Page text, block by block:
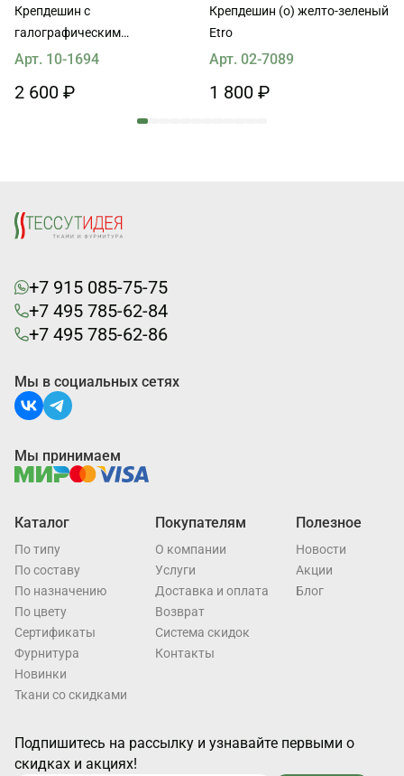
Крепдешин с
галографическим
напылением (о) молочный
Арт. 10-1694
2 600 ₽
Крепдешин (о) желто-зеленый
Etro
Арт. 02-7089
1 800 ₽
+7 915 085-75-75
+7 495 785-62-84
+7 495 785-62-86
Каталог
По типу
По составу
По назначению
По цвету
Cертификаты
Фурнитура
Новинки
Ткани со скидками
Покупателям
О компании
Услуги
Доставка и оплата
Возврат
Система скидок
Контакты
Полезное
Новости
Акции
Блог
Подпишитесь на рассылку и узнавайте первыми о
скидках и акциях!
Мы в социальных сетях
Мы принимаем